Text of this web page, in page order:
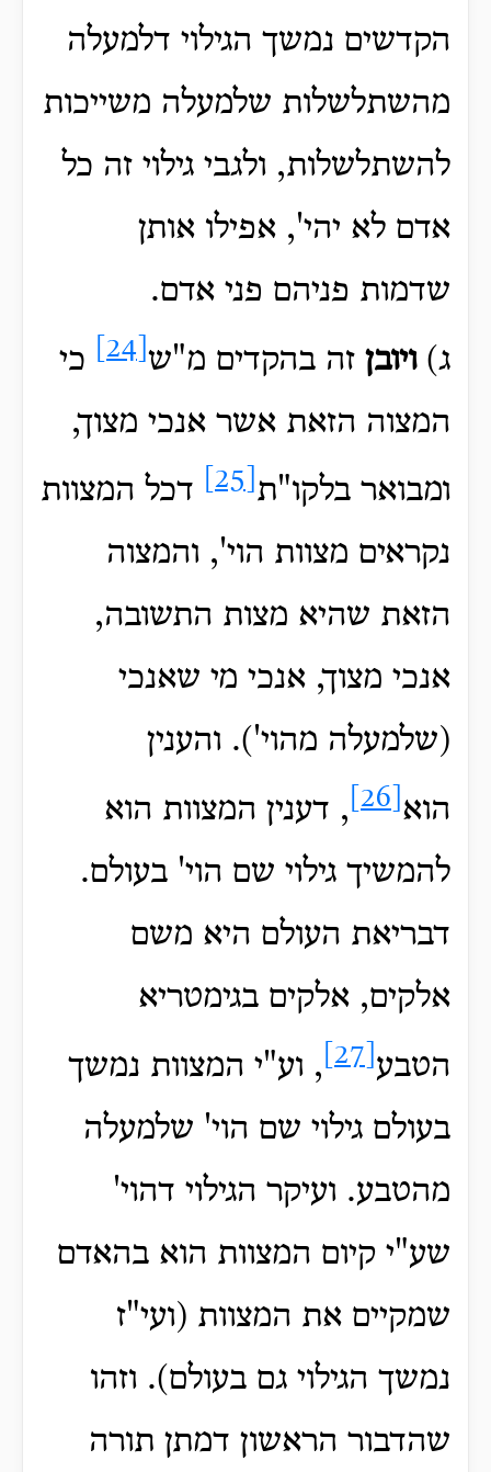
הקדשים נמשך הגילוי דלמעלה
מהשתלשלות שלמעלה משייכות
להשתלשלות, ולגבי גילוי זה כל
אדם לא יהי', אפילו אותן
שדמות פניהם פני אדם.
ג)ויובן זה בהקדים מ"ש
כי
המצוה הזאת אשר אנכי מצוך,
ומבואר בלקו"ת
דכל המצוות
נקראים מצוות הוי', והמצוה
הזאת שהיא מצות התשובה,
אנכי מצוך, אנכי מי שאנכי
(שלמעלה מהוי'). והענין
הוא
, דענין המצוות הוא
להמשיך גילוי שם הוי' בעולם.
דבריאת העולם היא משם
אלקים, אלקים בגימטריא
הטבע
, וע"י המצוות נמשך
בעולם גילוי שם הוי' שלמעלה
מהטבע. ועיקר הגילוי דהוי'
שע"י קיום המצוות הוא בהאדם
שמקיים את המצוות (ועי"ז
נמשך הגילוי גם בעולם). וזהו
שהדבור הראשון דמתן תורה